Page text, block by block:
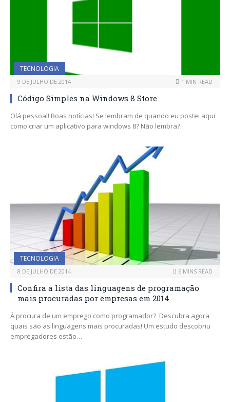
TECNOLOGIA
9 DE JULHO DE 2014 1 MIN READ
Código Simples na Windows 8 Store
Olá pessoal! Boas notícias! Se lembram de quando eu postei aqui
como criar um aplicativo para windows 8? Não lembra?…
TECNOLOGIA
8 DE JULHO DE 2014 6 MINS READ
Confira a lista das linguagens de programação
mais procuradas por empresas em 2014
À procura de um emprego como programador? Descubra agora
quais são as linguagens mais procuradas! Um estudo descobriu
empregadores estão…